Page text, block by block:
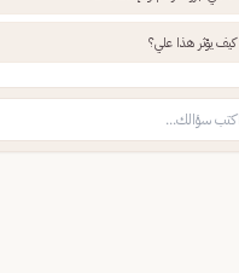
كيف يؤثر هذا علي؟